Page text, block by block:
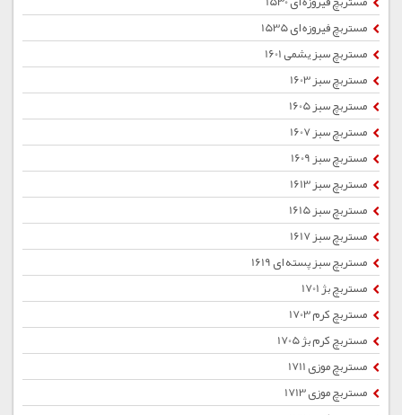
مستربچ فیروزه ای 1535
مستربچ سبز یشمی 1601
مستربچ سبز 1603
مستربچ سبز 1605
مستربچ سبز 1607
مستربچ سبز 1609
مستربچ سبز 1613
مستربچ سبز 1615
مستربچ سبز 1617
مستربچ سبز پسته ای 1619
مستربچ بژ 1701
مستربچ کرم 1703
مستربچ کرم بژ 1705
مستربچ موزی 1711
مستربچ موزی 1713